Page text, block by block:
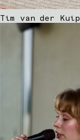
Tim van der Kuip